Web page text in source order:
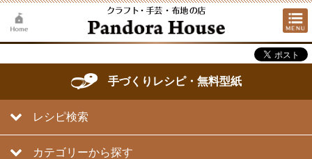
手づくりレシピ・無料型紙
レシピ検索
カテゴリーから探す